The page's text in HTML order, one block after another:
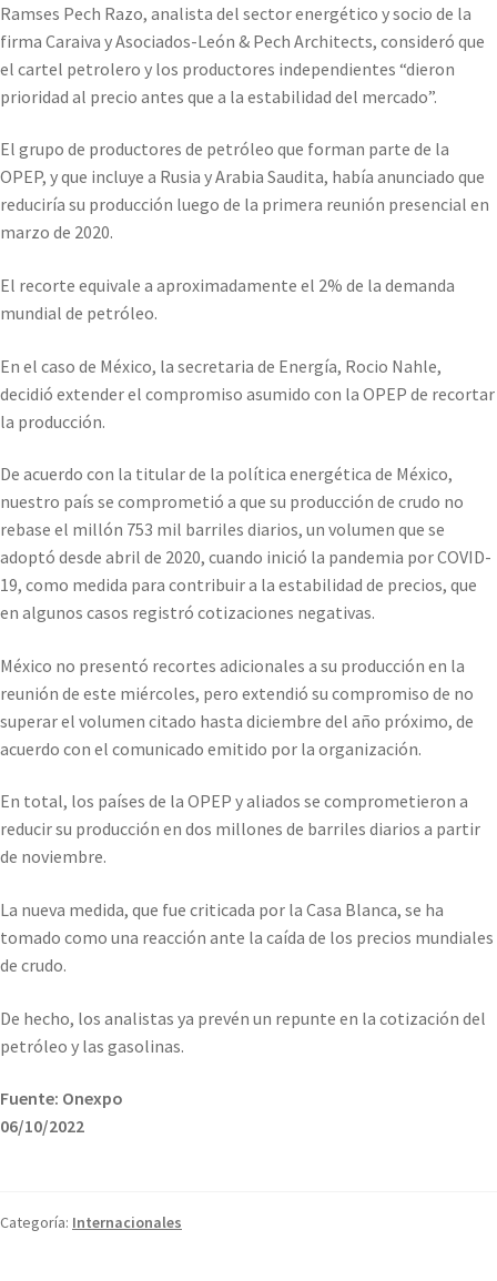
Ramses Pech Razo, analista del sector energético y socio de la
firma Caraiva y Asociados-León & Pech Architects, consideró que
el cartel petrolero y los productores independientes “dieron
prioridad al precio antes que a la estabilidad del mercado”.
El grupo de productores de petróleo que forman parte de la
OPEP, y que incluye a Rusia y Arabia Saudita, había anunciado que
reduciría su producción luego de la primera reunión presencial en
marzo de 2020.
El recorte equivale a aproximadamente el 2% de la demanda
mundial de petróleo.
En el caso de México, la secretaria de Energía, Rocio Nahle,
decidió extender el compromiso asumido con la OPEP de recortar
la producción.
De acuerdo con la titular de la política energética de México,
nuestro país se comprometió a que su producción de crudo no
rebase el millón 753 mil barriles diarios, un volumen que se
adoptó desde abril de 2020, cuando inició la pandemia por COVID-
19, como medida para contribuir a la estabilidad de precios, que
en algunos casos registró cotizaciones negativas.
México no presentó recortes adicionales a su producción en la
reunión de este miércoles, pero extendió su compromiso de no
superar el volumen citado hasta diciembre del año próximo, de
acuerdo con el comunicado emitido por la organización.
En total, los países de la OPEP y aliados se comprometieron a
reducir su producción en dos millones de barriles diarios a partir
de noviembre.
La nueva medida, que fue criticada por la Casa Blanca, se ha
tomado como una reacción ante la caída de los precios mundiales
de crudo.
De hecho, los analistas ya prevén un repunte en la cotización del
petróleo y las gasolinas.
Fuente: Onexpo
06/10/2022
Categoría: Internacionales